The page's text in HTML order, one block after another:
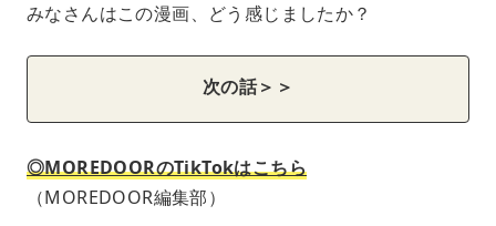
みなさんはこの漫画、どう感じましたか？
次の話＞＞
◎MOREDOORのTikTokはこちら
（MOREDOOR編集部）